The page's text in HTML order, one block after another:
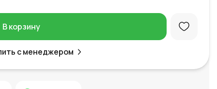
В корзину
с менеджером